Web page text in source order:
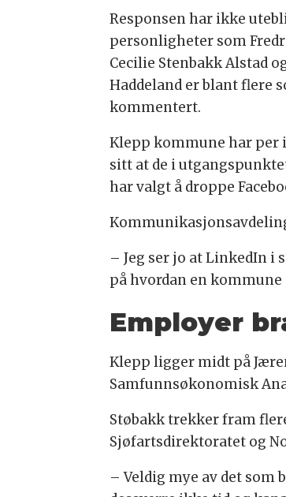
Responsen har ikke
personligheter som
Cecilie Stenbakk Alstad
Haddeland er blant flere
kommentert.
Klepp kommune har per
sitt at de i
har valgt å droppe
– Jeg ser jo at LinkedIn i
på hvordan en
Employer
Klepp ligger midt på
Samfunnsøkonomisk
Støbakk trekker fram
Sjøfartsdirektoratet og
– Veldig mye av det